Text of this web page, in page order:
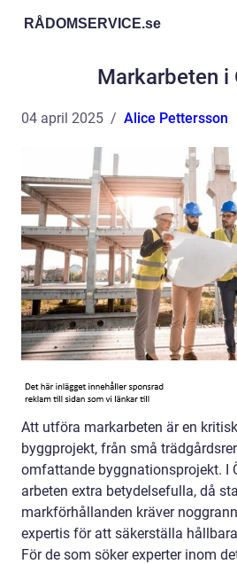
RÅDOMSERVICE.se
Markarbeten i
04 april 2025 Alice Pettersson
Att utföra markarbeten är en
byggprojekt, från små
omfattande byggnationsprojekt. I
arbeten extra betydelsefulla, då
markförhållanden kräver
expertis för att säkerställa
För de som söker experter inom